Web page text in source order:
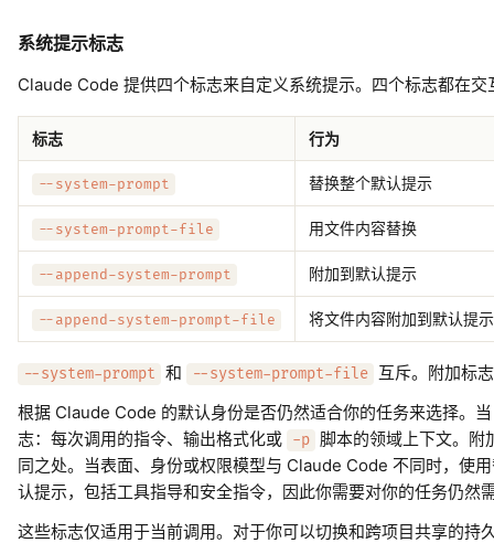
系统提示标志
Claude Code 提供四个标志来自定义系统提示。四个标志都在
标志 行为
--system-prompt 替换整个默认提示
--system-prompt-file 用文件内容替换
--append-system-prompt 附加到默认提示
--append-system-prompt-file 将文件内容附加到默认提示
--system-prompt 和 --system-prompt-file
互斥。附加标
根据 Claude Code 的默认身份是否仍然适合你的任务来选择。
志：每次调用的指令、输出格式化或
-p 脚本的领域上下文。附
同之处。当表面、身份或权限模型与 Claude Code 不同时，使
认提示，包括工具指导和安全指令，因此你需要对你的任务仍然
这些标志仅适用于当前调用。对于你可以切换和跨项目共享的持